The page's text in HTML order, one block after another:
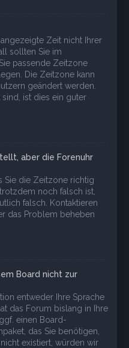
Zeit nicht Ihrer
sollten Sie im
passende Zeitzone
Die Zeitzone kann
geändert werden.
ist dies ein guter
aber die Forenuhr
Sie die Zeitzone richtig
noch falsch ist,
falsch. Kontaktieren
das Problem beheben
Board nicht zur
entweder Ihre Sprache
das Forum bislang in Ihre
einen Board-
das Sie benötigen,
existiert, würden wir